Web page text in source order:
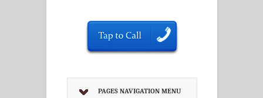
PAGES NAVIGATION MENU